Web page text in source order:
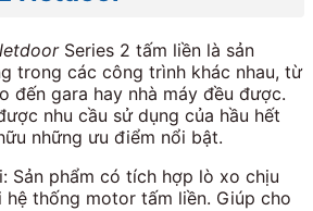
Series 2 tấm liền là sản
trong các công trình khác nhau, từ
đến gara hay nhà máy đều được.
nhu cầu sử dụng của hầu hết
những ưu điểm nổi bật.
Sản phẩm có tích hợp lò xo chịu
thống motor tấm liền. Giúp cho